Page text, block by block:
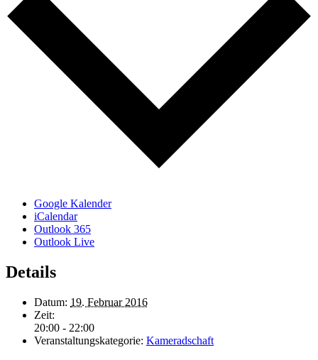
Google Kalender
iCalendar
Outlook 365
Outlook Live
Details
Datum: 19. Februar 2016
Zeit:
20:00 - 22:00
Veranstaltungskategorie: Kameradschaft